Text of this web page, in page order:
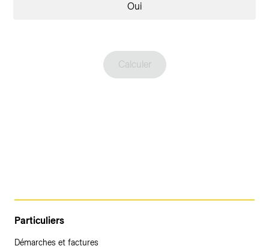
Oui
Calculer
Particuliers
Démarches et factures